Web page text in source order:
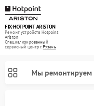
FIX-HOTPOINT ARISTON
Ремонт устройств Hotpoint
Ariston
Специализированный
cервисный центр г.Рязань
Мы ремонтируем